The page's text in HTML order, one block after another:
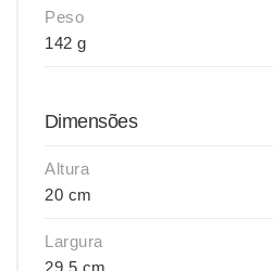
Peso
142 g
Dimensões
Altura
20 cm
Largura
29,5 cm